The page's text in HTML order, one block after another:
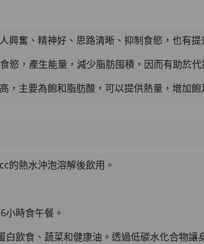
此商品最多可加購1件
HKD$169
HKD$88
HKD$145
此商品最多可加購1件
HKD$85
興奮、精神好、思路清晰、抑制食慾，也有提
慾，產生能量，減少脂肪囤積，因而有助於代
，主要為飽和脂肪酸，可以提供熱量，增加飽
的熱水沖泡溶解後飲用。
小時食午餐。
白飲食、蔬菜和健康油。透過低碳水化合物